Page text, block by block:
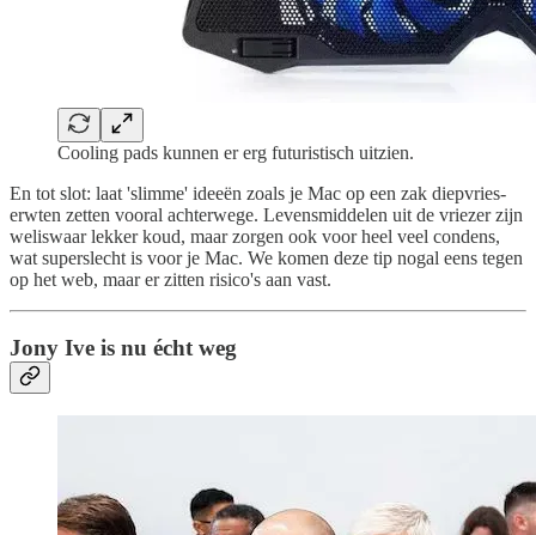
Cooling pads kunnen er erg futuristisch uitzien.
En tot slot: laat 'slimme' ideeën zoals je Mac op een zak diepvries-
erwten zetten vooral achterwege. Levensmiddelen uit de vriezer zijn
weliswaar lekker koud, maar zorgen ook voor heel veel condens,
wat superslecht is voor je Mac. We komen deze tip nogal eens tegen
op het web, maar er zitten risico's aan vast.
Jony Ive is nu écht weg